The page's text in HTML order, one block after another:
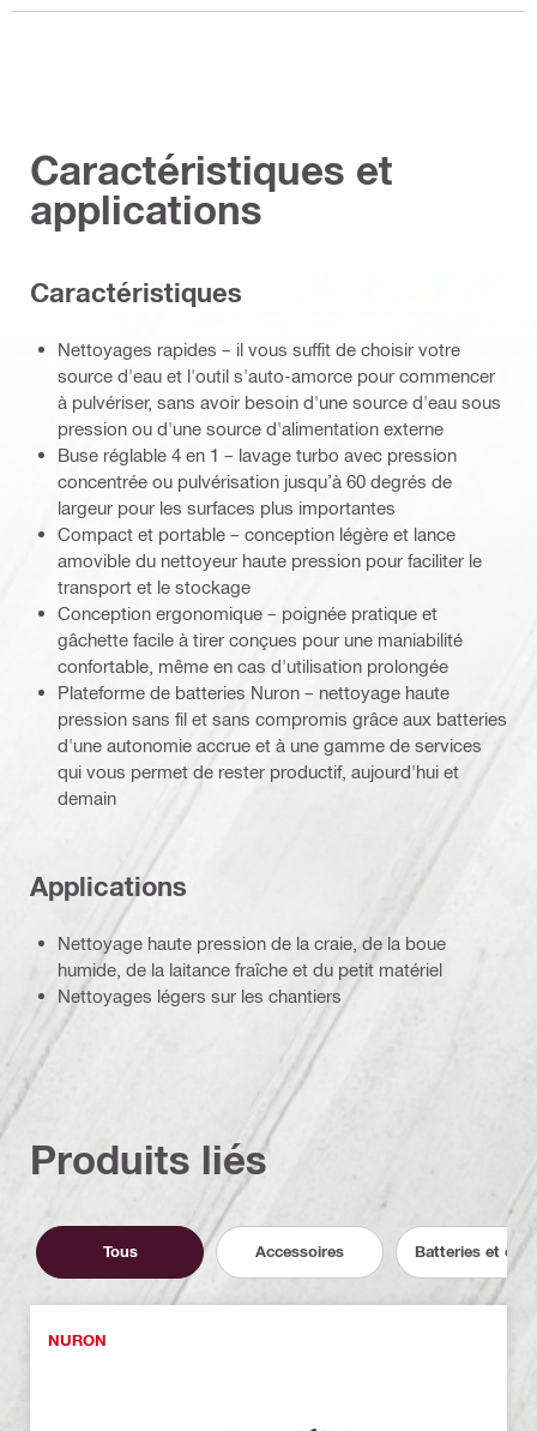
Caractéristiques et
applications
Caractéristiques
Nettoyages rapides – il vous suffit de choisir votre
source d'eau et l'outil s'auto-amorce pour commencer
à pulvériser, sans avoir besoin d'une source d'eau sous
pression ou d'une source d'alimentation externe
Buse réglable 4 en 1 – lavage turbo avec pression
concentrée ou pulvérisation jusqu’à 60 degrés de
largeur pour les surfaces plus importantes
Compact et portable – conception légère et lance
amovible du nettoyeur haute pression pour faciliter le
transport et le stockage
Conception ergonomique – poignée pratique et
gâchette facile à tirer conçues pour une maniabilité
confortable, même en cas d'utilisation prolongée
Plateforme de batteries Nuron – nettoyage haute
pression sans fil et sans compromis grâce aux batteries
d'une autonomie accrue et à une gamme de services
qui vous permet de rester productif, aujourd'hui et
demain
Applications
Nettoyage haute pression de la craie, de la boue
humide, de la laitance fraîche et du petit matériel
Nettoyages légers sur les chantiers
Produits liés
Tous Accessoires Batteries et
NURON